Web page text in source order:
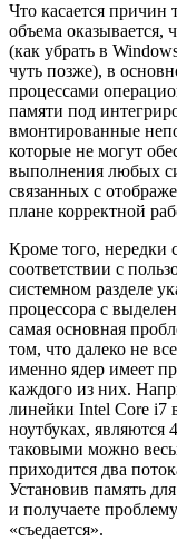
Что касается причин
объема оказывается,
(как убрать в
чуть позже), в
процессами
памяти под
вмонтированные
которые не могут
выполнения любых
связанных с
плане корректной
Кроме того, нередки
соответствии с
системном разделе
процессора с
самая основная
том, что далеко не
именно ядер имеет
каждого из них.
линейки Intel Core i7
ноутбуках, являются
таковыми можно
приходится два
Установив память
и получаете
«съедается».